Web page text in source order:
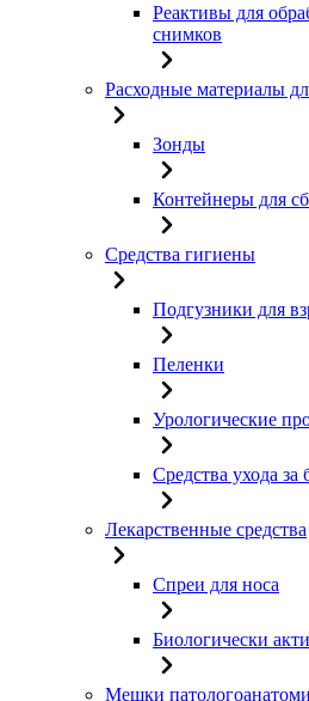
Реактивы для
снимков
Расходные материалы
Зонды
Контейнеры для
Средства гигиены
Подгузники для
Пеленки
Урологические
Средства ухода
Лекарственные средства
Спреи для носа
Биологически
Мешки